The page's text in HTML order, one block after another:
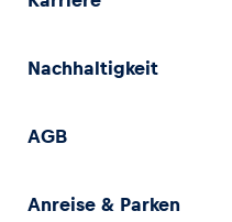
Nachhaltigkeit
AGB
Anreise & Parken